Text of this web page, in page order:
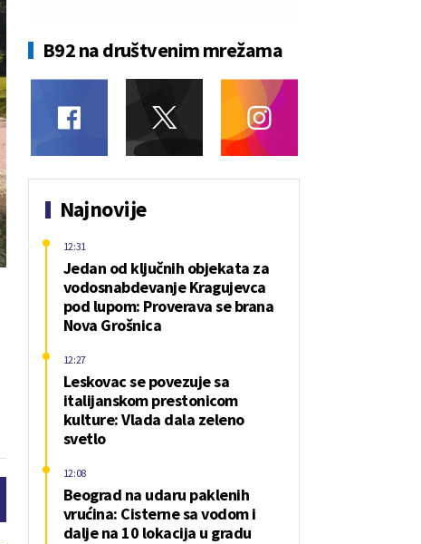
B92 na društvenim mrežama
Najnovije
Jedan od ključnih objekata za
vodosnabdevanje Kragujevca
pod lupom: Proverava se brana
Nova Grošnica
12:31
Leskovac se povezuje sa
italijanskom prestonicom
kulture: Vlada dala zeleno
svetlo
12:27
Beograd na udaru paklenih
vrućina: Cisterne sa vodom i
dalje na 10 lokacija u gradu
12:08